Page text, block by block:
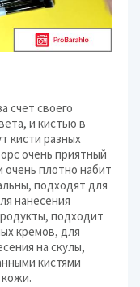
счет своего
и кистью в
кисти разных
очень приятный
очень плотно набит
подходят для
нанесения
подходит
кремов, для
на скулы,
кистями